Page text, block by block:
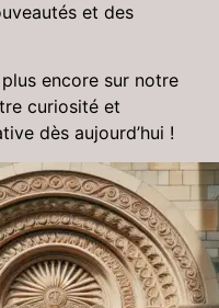
et des
encore sur notre
curiosité et
dès aujourd’hui !